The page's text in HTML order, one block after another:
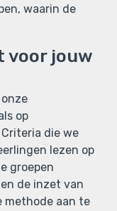
waarin de
voor jouw
op
die we
lezen op
groepen
de inzet van
methode aan te